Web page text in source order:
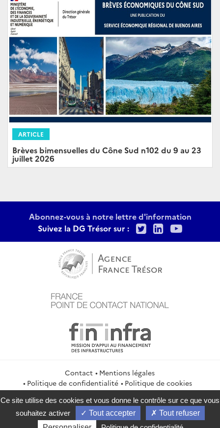
ARTICLE
Brèves bimensuelles du Cône Sud n102 du 9 au 23
juillet 2026
Abonnez-vous à notre lettre d'information
Suivez la DG Trésor sur :
TwitterLinkedIn
Contact
Mentions légales
Politique de confidentialité
Politique de cookies
Gestion des cookies
Flux RSS
service-public.gouv.fr
legifrance.gouv.fr
info.gouv.fr
data.gouv.fr
Ce site utilise des cookies et vous donne le contrôle sur ce que vous
souhaitez activer
Tout accepter
Tout refuser